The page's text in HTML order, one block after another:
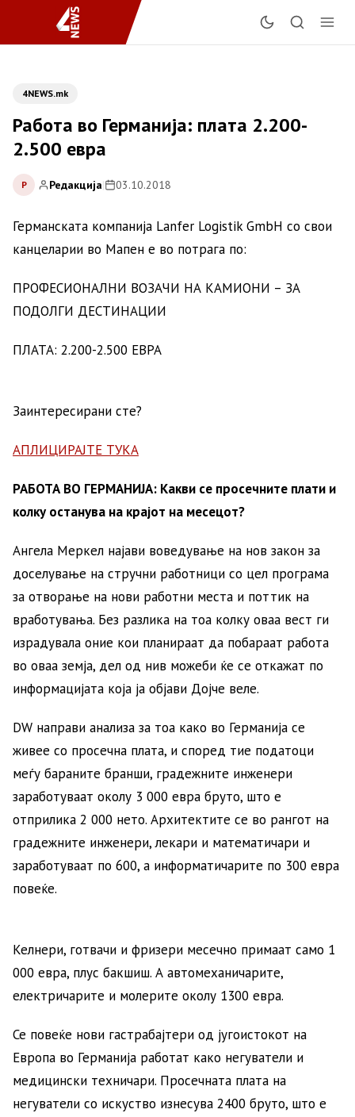
4NEWS.mk
Работа во Германија: плата 2.200-
2.500 евра
Р Редакција| 03.10.2018
Германската компанија Lanfer Logistik GmbH со свои
канцеларии во Мапен е во потрага по:
ПРОФЕСИОНАЛНИ ВОЗАЧИ НА КАМИОНИ – ЗА
ПОДОЛГИ ДЕСТИНАЦИИ
ПЛАТА: 2.200-2.500 ЕВРА
Заинтересирани сте?
АПЛИЦИРАЈТЕ ТУКА
РАБОТА ВО ГЕРМАНИЈА: Какви се просечните плати и
колку останува на крајот на месецот?
Ангела Меркел најави воведување на нов закон за
доселување на стручни работници со цел програма
за отворање на нови работни места и поттик на
вработувања. Без разлика на тоа колку оваа вест ги
израдувала оние кои планираат да побараат работа
во оваа земја, дел од нив можеби ќе се откажат по
информацијата која ја објави Дојче веле.
DW направи анализа за тоа како во Германија се
живее со просечна плата, и според тие податоци
меѓу бараните бранши, градежните инженери
заработуваат околу 3 000 евра бруто, што е
отприлика 2 000 нето. Архитектите се во рангот на
градежните инженери, лекари и математичари и
заработуваат по 600, а информатичарите по 300 евра
повеќе.
Келнери, готвачи и фризери месечно примаат само 1
000 евра, плус бакшиш. А автомеханичарите,
електричарите и молерите околу 1300 евра.
Се повеќе нови гастрабајтери од југоистокот на
Европа во Германија работат како негуватели и
медицински техничари. Просечната плата на
негуватели со искуство изнесува 2400 бруто, што е